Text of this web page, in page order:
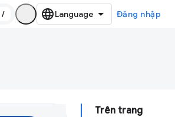
/ Đăng nhập
Trên trang